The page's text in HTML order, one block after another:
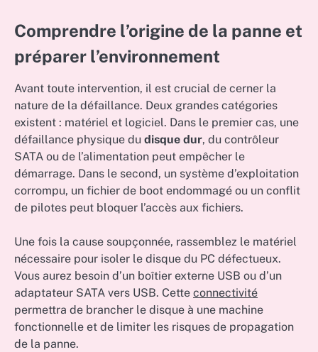
Comprendre l’origine de la panne et
préparer l’environnement
Avant toute intervention, il est crucial de cerner la
nature de la défaillance. Deux grandes catégories
existent : matériel et logiciel. Dans le premier cas, une
défaillance physique du disque dur, du contrôleur
SATA ou de l’alimentation peut empêcher le
démarrage. Dans le second, un système d’exploitation
corrompu, un fichier de boot endommagé ou un conflit
de pilotes peut bloquer l’accès aux fichiers.
Une fois la cause soupçonnée, rassemblez le matériel
nécessaire pour isoler le disque du PC défectueux.
Vous aurez besoin d’un boîtier externe USB ou d’un
adaptateur SATA vers USB. Cette connectivité
permettra de brancher le disque à une machine
fonctionnelle et de limiter les risques de propagation
de la panne.